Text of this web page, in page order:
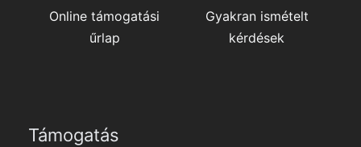
Online támogatási
űrlap
Gyakran ismételt
kérdések
Támogatás